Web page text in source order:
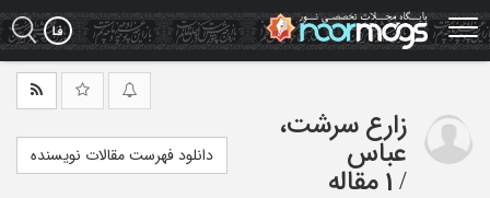
Skip
to
main
زارع سرشت،
عباس
/ 1 مقاله
دانلود فهرست مقالات نویسنده